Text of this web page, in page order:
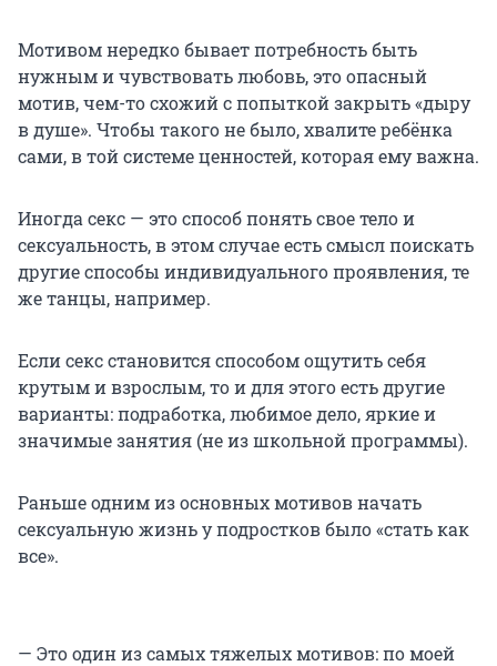
Мотивом нередко бывает потребность быть
нужным и чувствовать любовь, это опасный
мотив, чем-то схожий с попыткой закрыть «дыру
в душе». Чтобы такого не было, хвалите ребёнка
сами, в той системе ценностей, которая ему важна.
Иногда секс — это способ понять свое тело и
сексуальность, в этом случае есть смысл поискать
другие способы индивидуального проявления, те
же танцы, например.
Если секс становится способом ощутить себя
крутым и взрослым, то и для этого есть другие
варианты: подработка, любимое дело, яркие и
значимые занятия (не из школьной программы).
Раньше одним из основных мотивов начать
сексуальную жизнь у подростков было «стать как
все».
— Это один из самых тяжелых мотивов: по моей